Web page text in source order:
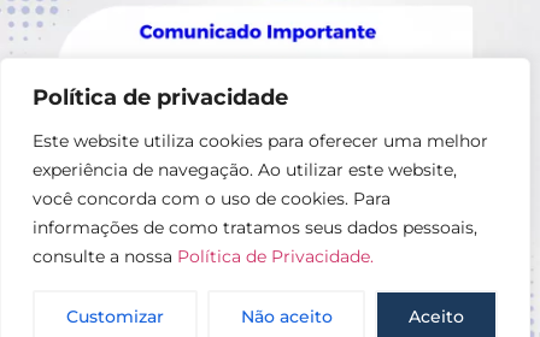
Política de privacidade
Este website utiliza cookies para oferecer uma melhor
experiência de navegação. Ao utilizar este website,
você concorda com o uso de cookies. Para
informações de como tratamos seus dados pessoais,
consulte a nossa Política de Privacidade.
Customizar Não aceito Aceito
contato@assisemendes.com.br
Alameda Santos, 1165 Paulista - CEP 01419-001 -
SP
Proteção de dados